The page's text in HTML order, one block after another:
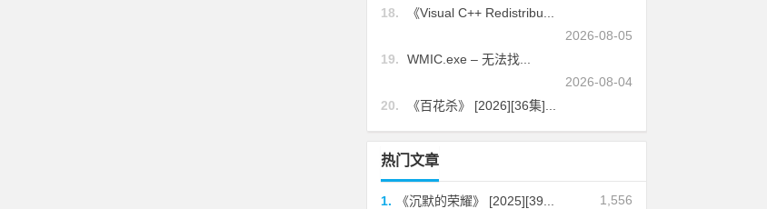
18.
《Visual C++ Redistribu...
2026-08-05
19.
WMIC.exe – 无法找...
2026-08-04
20.
《百花杀》 [2026][36集]...
热门文章
1,556
1.
《沉默的荣耀》 [2025][39...